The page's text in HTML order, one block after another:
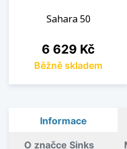
Sahara 50
Cena
6 629 Kč
Běžně skladem
Informace
O značce Sinks